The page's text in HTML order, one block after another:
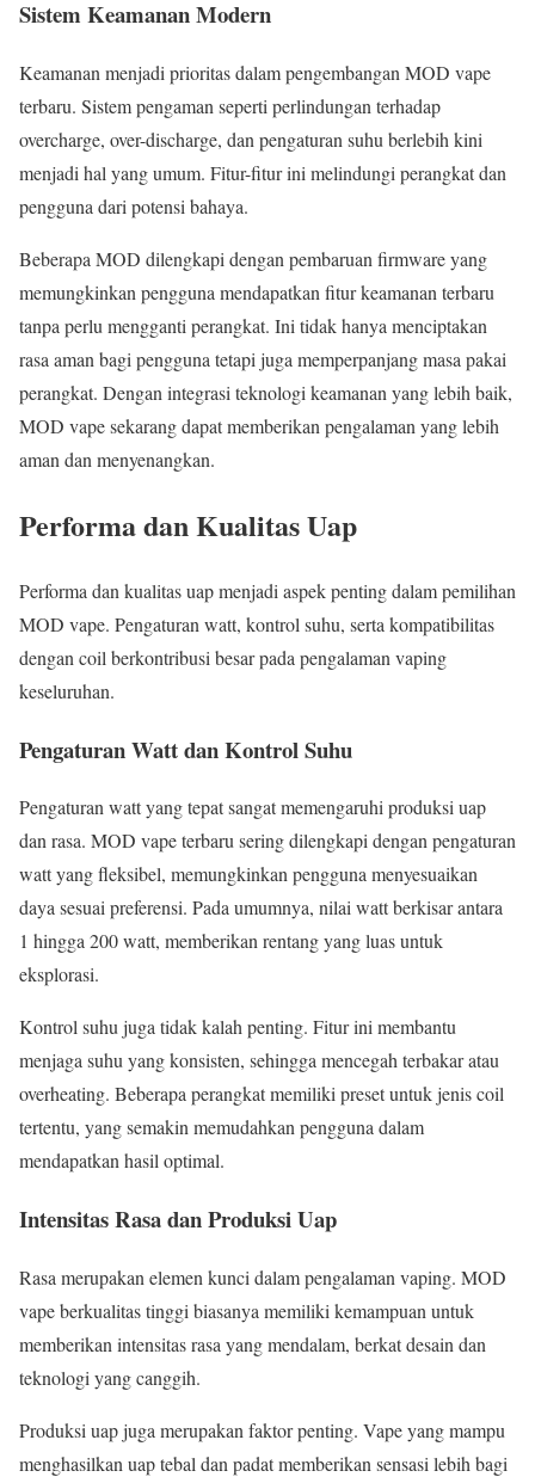
Sistem Keamanan Modern
Keamanan menjadi prioritas dalam pengembangan MOD vape
terbaru. Sistem pengaman seperti perlindungan terhadap
overcharge, over-discharge, dan pengaturan suhu berlebih kini
menjadi hal yang umum. Fitur-fitur ini melindungi perangkat dan
pengguna dari potensi bahaya.
Beberapa MOD dilengkapi dengan pembaruan firmware yang
memungkinkan pengguna mendapatkan fitur keamanan terbaru
tanpa perlu mengganti perangkat. Ini tidak hanya menciptakan
rasa aman bagi pengguna tetapi juga memperpanjang masa pakai
perangkat. Dengan integrasi teknologi keamanan yang lebih baik,
MOD vape sekarang dapat memberikan pengalaman yang lebih
aman dan menyenangkan.
Performa dan Kualitas Uap
Performa dan kualitas uap menjadi aspek penting dalam pemilihan
MOD vape. Pengaturan watt, kontrol suhu, serta kompatibilitas
dengan coil berkontribusi besar pada pengalaman vaping
keseluruhan.
Pengaturan Watt dan Kontrol Suhu
Pengaturan watt yang tepat sangat memengaruhi produksi uap
dan rasa. MOD vape terbaru sering dilengkapi dengan pengaturan
watt yang fleksibel, memungkinkan pengguna menyesuaikan
daya sesuai preferensi. Pada umumnya, nilai watt berkisar antara
1 hingga 200 watt, memberikan rentang yang luas untuk
eksplorasi.
Kontrol suhu juga tidak kalah penting. Fitur ini membantu
menjaga suhu yang konsisten, sehingga mencegah terbakar atau
overheating. Beberapa perangkat memiliki preset untuk jenis coil
tertentu, yang semakin memudahkan pengguna dalam
mendapatkan hasil optimal.
Intensitas Rasa dan Produksi Uap
Rasa merupakan elemen kunci dalam pengalaman vaping. MOD
vape berkualitas tinggi biasanya memiliki kemampuan untuk
memberikan intensitas rasa yang mendalam, berkat desain dan
teknologi yang canggih.
Produksi uap juga merupakan faktor penting. Vape yang mampu
menghasilkan uap tebal dan padat memberikan sensasi lebih bagi